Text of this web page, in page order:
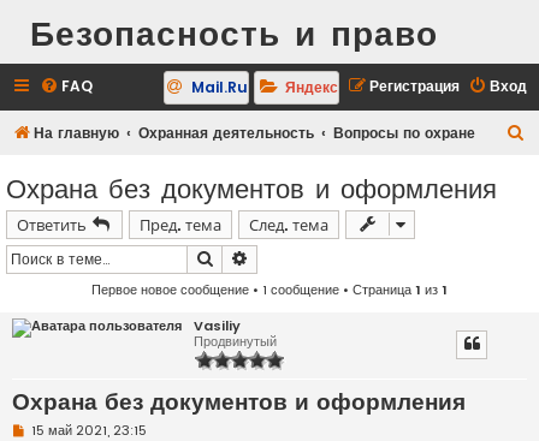
Безопасность и право
FAQ Вход
Регистрация
Mail.Ru Яндекс
На главную Охранная деятельность Вопросы по охране
Охрана без документов и оформления
Ответить Пред. тема
След. тема
Поиск
Первое новое сообщение • 1 сообщение • Страница1 из1
Vasiliy
Продвинутый
Охрана без документов и оформления
Н15 май 2021, 23:15